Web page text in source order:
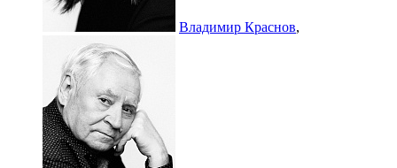
Владимир Краснов,